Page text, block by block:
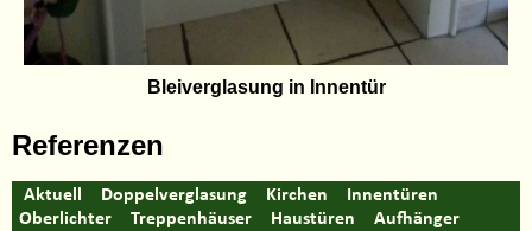
Bleiverglasung in Innentür
Referenzen
Aktuell Doppelverglasung Kirchen
Innentüren
Oberlichter
Treppenhäuser Haustüren
Aufhänger